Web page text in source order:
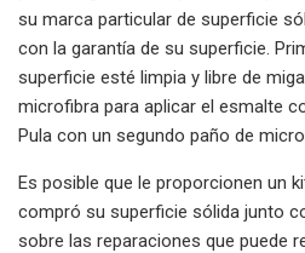
su marca particular de superficie
con la garantía de su superficie.
superficie esté limpia y libre de
microfibra para aplicar el esmalte
Pula con un segundo paño de
Es posible que le proporcionen un
compró su superficie sólida junto
sobre las reparaciones que puede